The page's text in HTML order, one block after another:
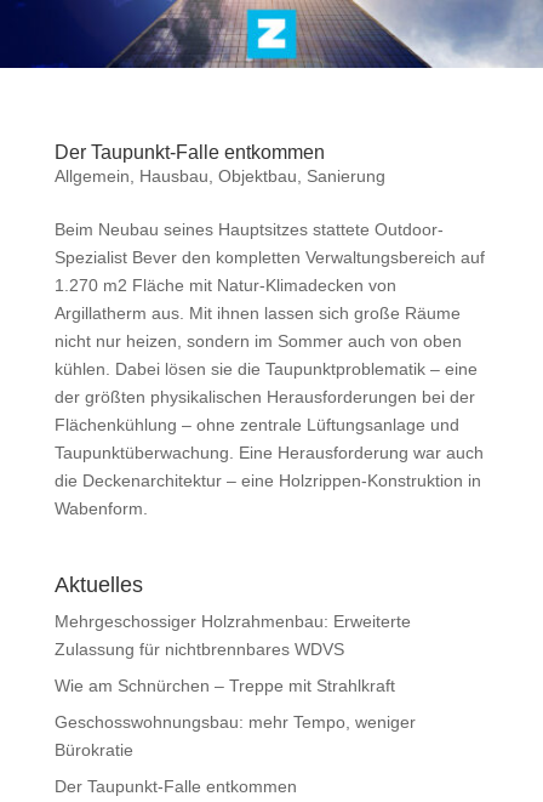
Der Taupunkt-Falle entkommen
Allgemein, Hausbau, Objektbau, Sanierung
Beim Neubau seines Hauptsitzes stattete Outdoor-
Spezialist Bever den kompletten Verwaltungsbereich auf
1.270 m2 Fläche mit Natur-Klimadecken von
Argillatherm aus. Mit ihnen lassen sich große Räume
nicht nur heizen, sondern im Sommer auch von oben
kühlen. Dabei lösen sie die Taupunktproblematik – eine
der größten physikalischen Herausforderungen bei der
Flächenkühlung – ohne zentrale Lüftungsanlage und
Taupunktüberwachung. Eine Herausforderung war auch
die Deckenarchitektur – eine Holzrippen-Konstruktion in
Wabenform.
Aktuelles
Mehrgeschossiger Holzrahmenbau: Erweiterte
Zulassung für nichtbrennbares WDVS
Wie am Schnürchen – Treppe mit Strahlkraft
Geschosswohnungsbau: mehr Tempo, weniger
Bürokratie
Der Taupunkt-Falle entkommen